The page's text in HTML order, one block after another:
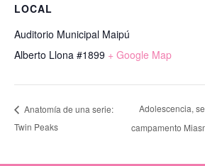
LOCAL
Auditorio Municipal Maipú
Alberto Llona #1899 + Google Map
Anatomía de una serie:
Twin Peaks
Adolescencia,
campamento